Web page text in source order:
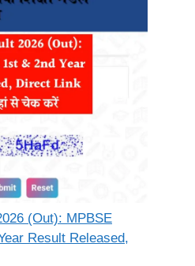
(Out): MPBSE
Result Released,